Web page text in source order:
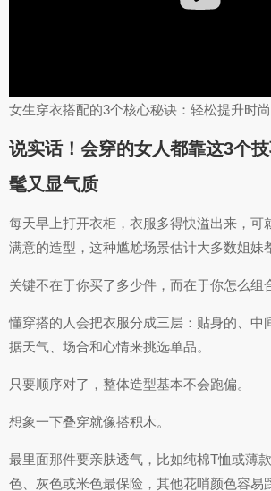
女生穿衣搭配的3个核心秘诀：轻松提升时
说实话！会穿的女人都靠这3个
髦又显气质
每天早上打开衣柜，衣服多得快溢出来，可
满意的造型，这种尴尬场景估计大多数姐妹
关键不在于你买了多少件，而在于你怎么组
懂穿搭的人会把衣服分成三层：贴身的、中
据天气、场合和心情来挑选单品。
只要顺序对了，整体造型基本不会跑偏。
想象一下叠穿就像搭积木。
最里面那件要亲肤透气，比如纯棉T恤或薄
色、灰色或米色最保险，其他花哨颜色容易